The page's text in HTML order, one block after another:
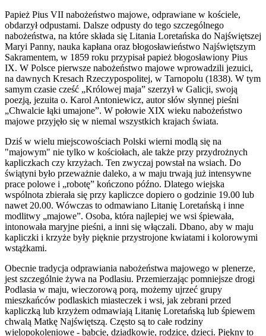
Papież Pius VII nabożeństwo majowe, odprawiane w kościele,
obdarzył odpustami. Dalsze odpusty do tego szczególnego
nabożeństwa, na które składa się Litania Loretańska do Najświętszej
Maryi Panny, nauka kapłana oraz błogosławieństwo Najświętszym
Sakramentem, w 1859 roku przypisał papież błogosławiony Pius
IX. W Polsce pierwsze nabożeństwo majowe wprowadzili jezuici,
na dawnych Kresach Rzeczypospolitej, w Tarnopolu (1838). W tym
samym czasie cześć „Królowej maja” szerzył w Galicji, swoją
poezją, jezuita o. Karol Antoniewicz, autor słów słynnej pieśni
„Chwalcie łąki umajone”. W połowie XIX wieku nabożeństwo
majowe przyjęło się w niemal wszystkich krajach świata.
Dziś w wielu miejscowościach Polski wierni modlą się na
"majowym" nie tylko w kościołach, ale także przy przydrożnych
kapliczkach czy krzyżach. Ten zwyczaj powstał na wsiach. Do
świątyni było przeważnie daleko, a w maju trwają już intensywne
prace polowe i „robotę” kończono późno. Dlatego wiejska
wspólnota zbierała się przy kapliczce dopiero o godzinie 19.00 lub
nawet 20.00. Wówczas to odmawiano Litanię Loretańską i inne
modlitwy „majowe”. Osoba, która najlepiej we wsi śpiewała,
intonowała maryjne pieśni, a inni się włączali. Dbano, aby w maju
kapliczki i krzyże były pięknie przystrojone kwiatami i kolorowymi
wstążkami.
Obecnie tradycja odprawiania nabożeństwa majowego w plenerze,
jest szczególnie żywa na Podlasiu. Przemierzając pomniejsze drogi
Podlasia w maju, wieczorową porą, możemy ujrzeć grupy
mieszkańców podlaskich miasteczek i wsi, jak zebrani przed
kapliczką lub krzyżem odmawiają Litanię Loretańską lub śpiewem
chwalą Matkę Najświętszą. Często są to całe rodziny
wielopokoleniowe - babcie, dziadkowie, rodzice, dzieci. Piękny to